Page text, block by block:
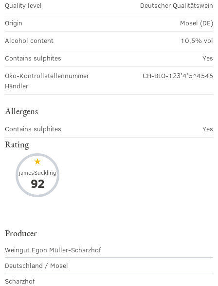
Quality level
Deutscher Qualitätswein
Origin
Mosel (DE)
Alcohol content
10,5% vol
Contains sulphites
Yes
Öko-Kontrollstellennummer
Händler
CH-BIO-123'4'5^4545
Allergens
Contains sulphites Yes
Rating
jamesSuckling
92
Producer
Weingut Egon Müller-Scharzhof
Deutschland / Mosel
Scharzhof